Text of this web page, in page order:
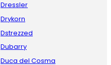
Dressler
Drykorn
Dstrezzed
Dubarry
Duca del Cosma